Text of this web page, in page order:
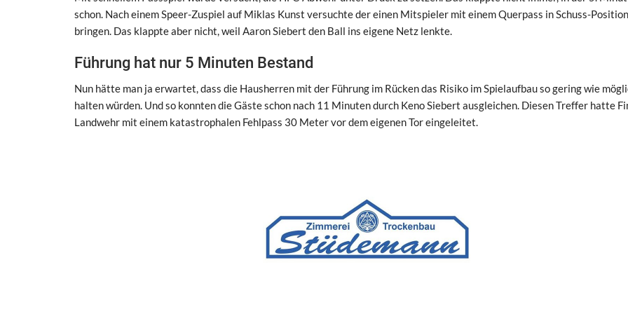
schon. Nach einem Speer-Zuspiel auf Miklas Kunst versuchte der einen Mitspieler mit einem Querpass in Schuss-
bringen. Das klappte aber nicht, weil Aaron Siebert den Ball ins eigene Netz lenkte.
Führung hat nur 5 Minuten Bestand
Nun hätte man ja erwartet, dass die Hausherren mit der Führung im Rücken das Risiko im Spielaufbau so gering wie
halten würden. Und so konnten die Gäste schon nach 11 Minuten durch Keno Siebert ausgleichen. Diesen Treffer hatte
Landwehr mit einem katastrophalen Fehlpass 30 Meter vor dem eigenen Tor eingeleitet.